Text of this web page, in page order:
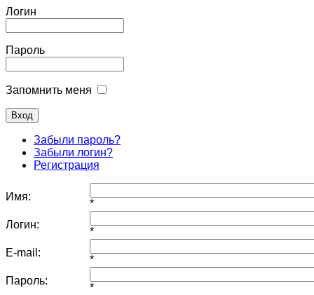
Логин
Пароль
Запомнить меня
Забыли пароль?
Забыли логин?
Регистрация
Имя:
*
Логин:
*
E-mail:
*
Пароль:
*